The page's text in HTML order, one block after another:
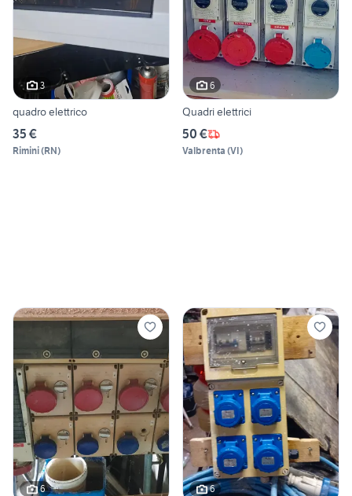
3
quadro elettrico
35 €
Rimini(RN)
6
Quadri elettrici
50 €
Valbrenta (VI)
6 6